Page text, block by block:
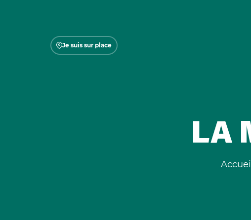
Je suis sur place
LA